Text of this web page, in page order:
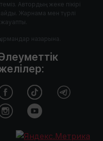
Автордың жеке пікірі
Жарнама мен түрлі
назарына.